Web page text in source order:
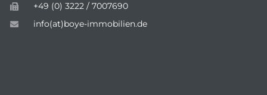
+49 (0) 3222 / 7007690
info(at)boye-immobilien.de